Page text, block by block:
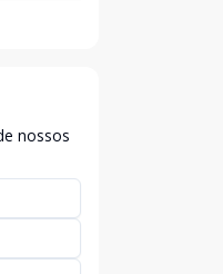
nossos